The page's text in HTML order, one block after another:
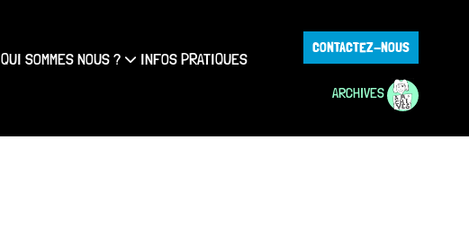
QUI SOMMES NOUS ? INFOS PRATIQUES
CONTACTEZ-NOUS
ARCHIVES